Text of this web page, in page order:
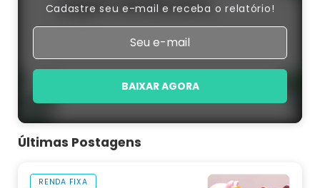
Cadastre seu e-mail e receba o relatório!
BAIXAR AGORA
Últimas Postagens
RENDA FIXA